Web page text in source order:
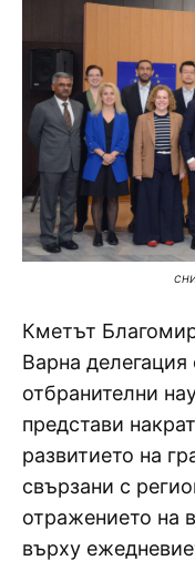
Кметът
Варна
отбранителни
представи
развитието на
свързани с
отражението на
върху